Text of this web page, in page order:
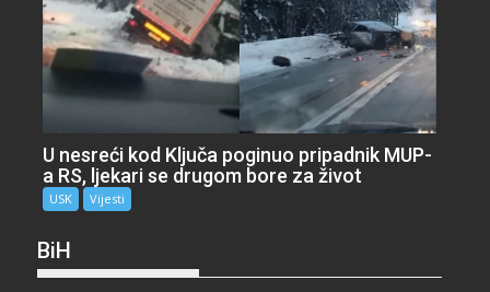
U nesreći kod Ključa poginuo pripadnik MUP-
a RS, ljekari se drugom bore za život
USK Vijesti
BiH